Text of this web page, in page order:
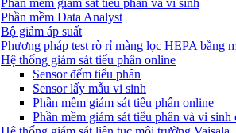
Phần mềm giám sát tiểu phân và vi sinh
Phần mềm Data Analyst
Bộ giảm áp suất
Phương pháp test rò rỉ màng lọc HEPA bằng
Hệ thống giám sát tiểu phân online
Sensor đếm tiểu phân
Sensor lấy mẫu vi sinh
Phần mềm giám sát tiểu phân online
Phần mềm giám sát tiểu phân và vi sinh